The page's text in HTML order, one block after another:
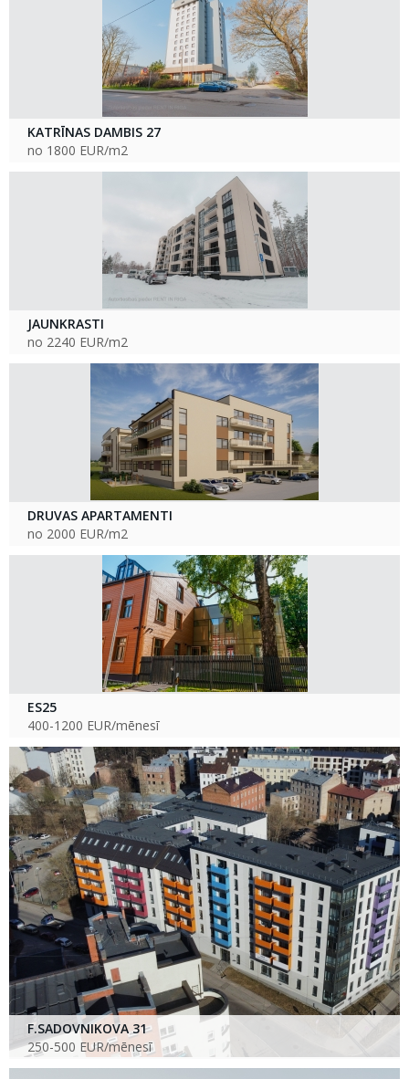
KATRĪNAS DAMBIS 27
no 1800 EUR/m2
JAUNKRASTI
no 2240 EUR/m2
DRUVAS APARTAMENTI
no 2000 EUR/m2
ES25
400-1200 EUR/mēnesī
F.SADOVNIKOVA 31
250-500 EUR/mēnesī